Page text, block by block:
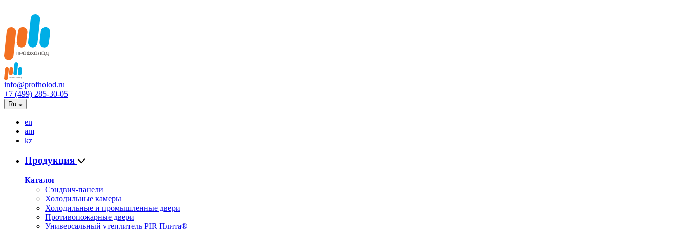
info@profholod.ru
+7 (499) 285-30-05
Ru
en
am
kz
Продукция
Каталог
Сэндвич-панели
Холодильные камеры
Холодильные и промышленные двери
Противопожарные двери
Универсальный утеплитель PIR Плита®